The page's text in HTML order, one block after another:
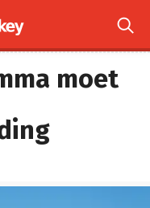

moet